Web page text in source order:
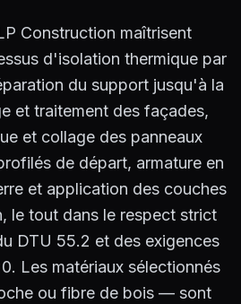
Construction maîtrisent
d'isolation thermique par
du support jusqu'à la
et traitement des façades,
et collage des panneaux
de départ, armature en
et application des couches
le tout dans le respect strict
DTU 55.2 et des exigences
Les matériaux sélectionnés
ou fibre de bois — sont